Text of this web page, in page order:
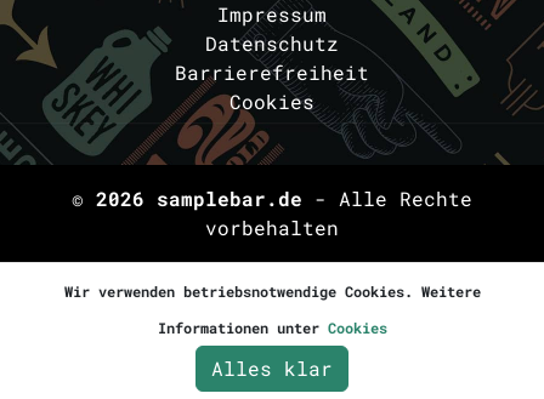
Impressum
Datenschutz
Barrierefreiheit
Cookies
© 2026 samplebar.de - Alle Rechte
vorbehalten
Wir verwenden betriebsnotwendige Cookies. Weitere
Informationen unter Cookies
Alles klar